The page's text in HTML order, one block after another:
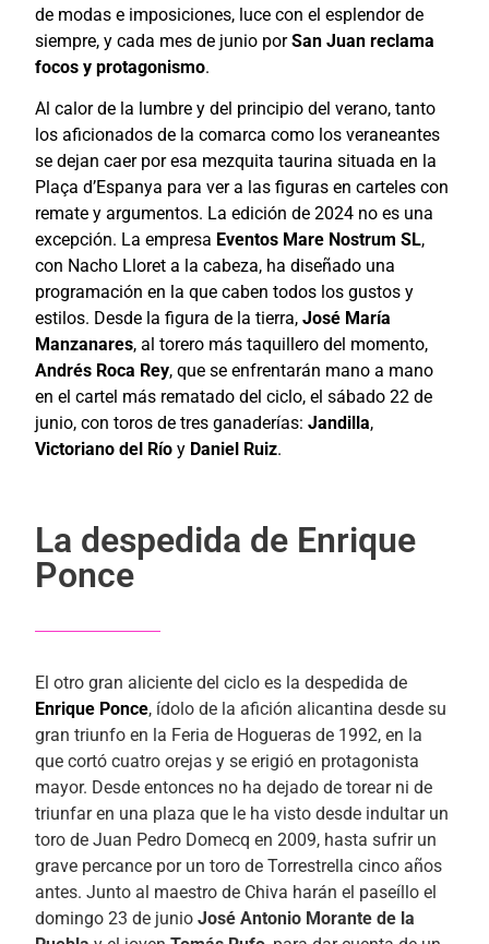
de modas e imposiciones, luce con el esplendor de
siempre, y cada mes de junio porSan Juan reclama
focos y protagonismo.
Al calor de la lumbre y del principio del verano, tanto
los aficionados de la comarca como los veraneantes
se dejan caer por esa mezquita taurina situada en la
Plaça d’Espanya para ver a las figuras en carteles con
remate y argumentos. La edición de 2024 no es una
excepción. La empresa Eventos Mare Nostrum SL,
con Nacho Lloret a la cabeza, ha diseñado una
programación en la que caben todos los gustos y
estilos. Desde la figura de la tierra, José María
Manzanares, al torero más taquillero del momento,
Andrés Roca Rey, que se enfrentarán mano a mano
en el cartel más rematado del ciclo, el sábado 22 de
junio, con toros de tres ganaderías: Jandilla,
Victoriano del Río y Daniel Ruiz.
La despedida de Enrique
Ponce
El otro gran aliciente del ciclo es la despedida de
Enrique Ponce, ídolo de la afición alicantina desde su
gran triunfo en la Feria de Hogueras de 1992, en la
que cortó cuatro orejas y se erigió en protagonista
mayor. Desde entonces no ha dejado de torear ni de
triunfar en una plaza que le ha visto desde indultar un
toro de Juan Pedro Domecq en 2009, hasta sufrir un
grave percance por un toro de Torrestrella cinco años
antes. Junto al maestro de Chiva harán el paseíllo el
domingo 23 de junio José Antonio Morante de la